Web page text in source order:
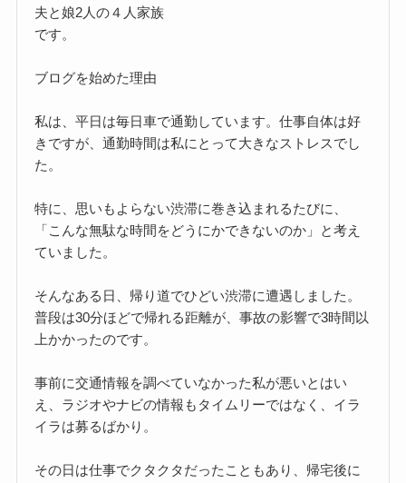
夫と娘2人の４人家族
です。
ブログを始めた理由
私は、平日は毎日車で通勤しています。仕事自体は好
きですが、通勤時間は私にとって大きなストレスでし
た。
特に、思いもよらない渋滞に巻き込まれるたびに、
「こんな無駄な時間をどうにかできないのか」と考え
ていました。
そんなある日、帰り道でひどい渋滞に遭遇しました。
普段は30分ほどで帰れる距離が、事故の影響で3時間以
上かかったのです。
事前に交通情報を調べていなかった私が悪いとはい
え、ラジオやナビの情報もタイムリーではなく、イラ
イラは募るばかり。
その日は仕事でクタクタだったこともあり、帰宅後に